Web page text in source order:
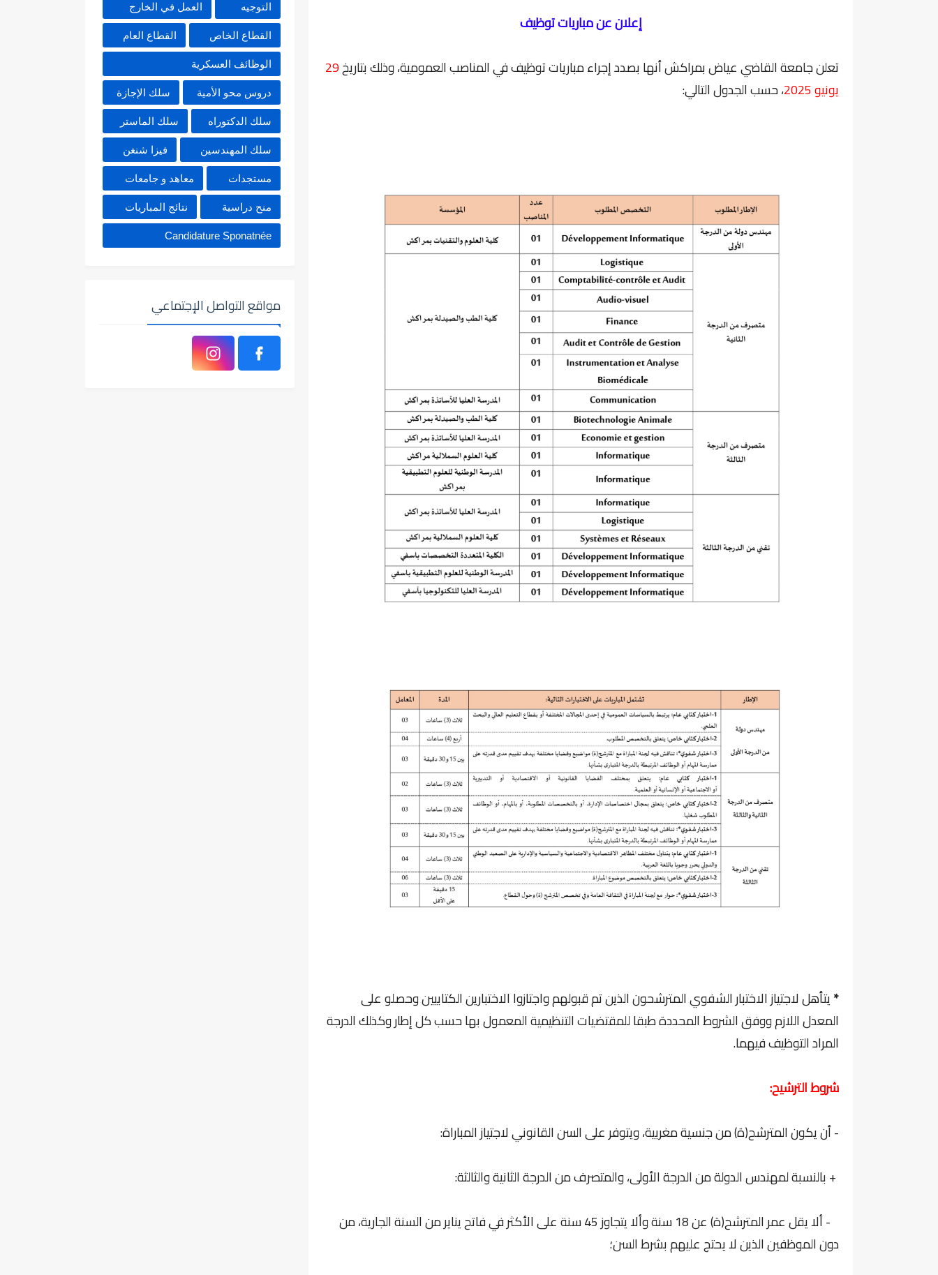
إعلان عن مباريات توظيف
تعلن جامعة القاضي عياض بمراكش أنها بصدد إجراء مباريات توظيف في المناصب العمومية، وذلك بتاريخ29
يونيو 2025
، حسب الجدول التالي:
*يتأهل لاجتياز الاختبار الشفوي المترشحون الذين تم قبولهم واجتازوا الاختبارين الكتابيين وحصلو على
المعدل اللازم ووفق الشروط المحددة طبقا للمقتضيات التنظيمية المعمول بها حسب كل إطار وكذلك الدرجة
المراد التوظيف فيهما.
شروط الترشيح:
- أن يكون المترشح(ة) من جنسية مغربية، ويتوفر على السن القانوني لاجتياز المباراة:
+ بالنسبة لمهندس الدولة من الدرجة الأولى، والمتصرف من الدرجة الثانية والثالثة:
- ألا يقل عمر المترشح(ة) عن 18 سنة وألا يتجاوز 45 سنة على الأكثر في فاتح يناير من السنة الجارية، من
دون الموظفين الذين لا يحتج عليهم بشرط السن؛
التوجيه العمل في الخارج
القطاع الخاص القطاع العام
الوظائف العسكرية
دروس محو الأمية سلك الإجازة
سلك الدكتوراه سلك الماستر
سلك المهندسين فيزا شنغن
مستجدات معاهد و جامعات
منح دراسية نتائج المباريات
Candidature Sponatnée
مواقع التواصل الإجتماعي